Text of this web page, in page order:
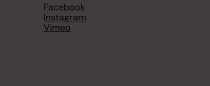
Facebook
Instagram
Vimeo